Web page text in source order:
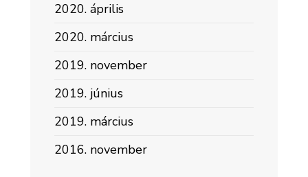
2020. április
2020. március
2019. november
2019. június
2019. március
2016. november